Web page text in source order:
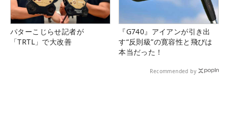
パターこじらせ記者が
「TRTL」で大改善
『G740』アイアンが引き出
す“反則級”の寛容性と飛びは
本当だった！
Recommended by